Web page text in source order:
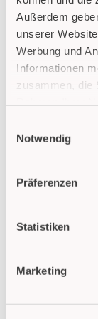
Außerdem
unserer
Werbung und
Informationen
zusammen, die
Notwendig
Präferenzen
Statistiken
Marketing